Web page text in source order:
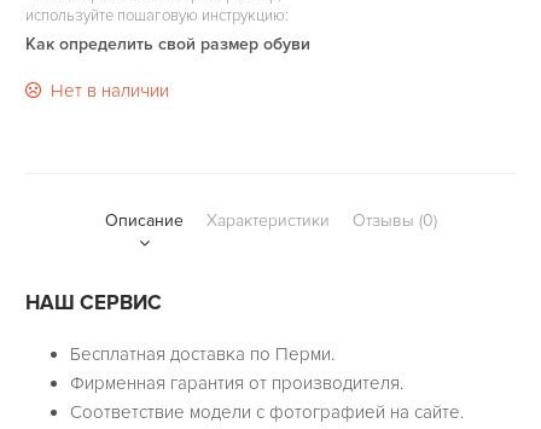
используйте пошаговую инструкцию:
Как определить свой размер обуви
Нет в наличии
Описание Характеристики Отзывы (0)
НАШ СЕРВИС
Бесплатная доставка по Перми.
Фирменная гарантия от производителя.
Соответствие модели с фотографией на сайте.